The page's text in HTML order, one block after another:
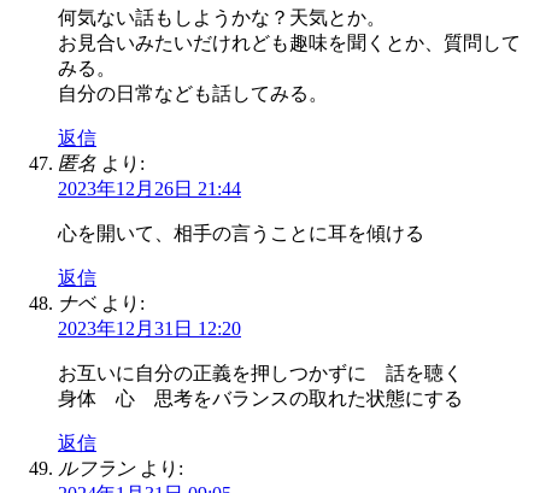
何気ない話もしようかな？天気とか。
お見合いみたいだけれども趣味を聞くとか、質問して
みる。
自分の日常なども話してみる。
返信
匿名 より:
2023年12月26日 21:44
心を開いて、相手の言うことに耳を傾ける
返信
ナベ より:
2023年12月31日 12:20
お互いに自分の正義を押しつかずに 話を聴く
身体 心 思考をバランスの取れた状態にする
返信
ルフラン より: